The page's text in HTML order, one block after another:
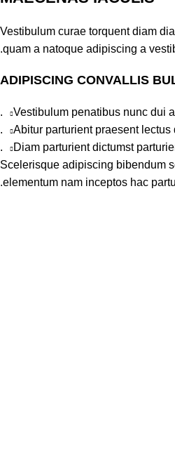
Vestibulum curae torquent diam
quam a natoque adipiscing a
ADIPISCING CONVALLIS
Vestibulum penatibus nunc dui
Abitur parturient praesent
Diam parturient dictumst
Scelerisque adipiscing bibendum
elementum nam inceptos hac